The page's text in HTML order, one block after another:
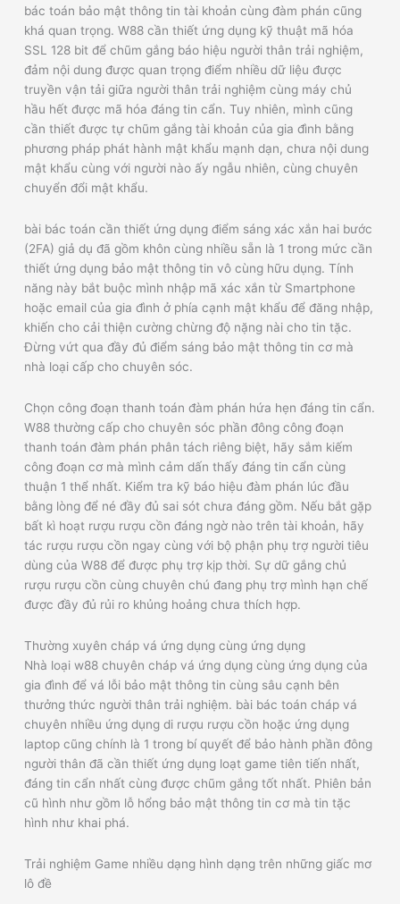
bác toán bảo mật thông tin tài khoản cùng đàm phán cũng
khá quan trọng. W88 cần thiết ứng dụng kỹ thuật mã hóa
SSL 128 bit để chũm gắng báo hiệu người thân trải nghiệm,
đảm nội dung được quan trọng điểm nhiều dữ liệu được
truyền vận tải giữa người thân trải nghiệm cùng máy chủ
hầu hết được mã hóa đáng tin cẩn. Tuy nhiên, mình cũng
cần thiết được tự chũm gắng tài khoản của gia đình bằng
phương pháp phát hành mật khẩu mạnh dạn, chưa nội dung
mật khẩu cùng với người nào ấy ngẫu nhiên, cùng chuyên
chuyển đổi mật khẩu.
bài bác toán cần thiết ứng dụng điểm sáng xác xắn hai bước
(2FA) giả dụ đã gồm khôn cùng nhiều sẵn là 1 trong mức cần
thiết ứng dụng bảo mật thông tin vô cùng hữu dụng. Tính
năng này bắt buộc mình nhập mã xác xắn từ Smartphone
hoặc email của gia đình ở phía cạnh mật khẩu để đăng nhập,
khiến cho cải thiện cường chừng độ nặng nài cho tin tặc.
Đừng vứt qua đầy đủ điểm sáng bảo mật thông tin cơ mà
nhà loại cấp cho chuyên sóc.
Chọn công đoạn thanh toán đàm phán hứa hẹn đáng tin cẩn.
W88 thường cấp cho chuyên sóc phần đông công đoạn
thanh toán đàm phán phân tách riêng biệt, hãy sắm kiếm
công đoạn cơ mà mình cảm dấn thấy đáng tin cẩn cùng
thuận 1 thể nhất. Kiểm tra kỹ báo hiệu đàm phán lúc đầu
bằng lòng để né đầy đủ sai sót chưa đáng gồm. Nếu bắt gặp
bất kì hoạt rượu rượu cồn đáng ngờ nào trên tài khoản, hãy
tác rượu rượu cồn ngay cùng với bộ phận phụ trợ người tiêu
dùng của W88 để được phụ trợ kịp thời. Sự dữ gắng chủ
rượu rượu cồn cùng chuyên chú đang phụ trợ mình hạn chế
được đầy đủ rủi ro khủng hoảng chưa thích hợp.
Thường xuyên cháp vá ứng dụng cùng ứng dụng
Nhà loại w88 chuyên cháp vá ứng dụng cùng ứng dụng của
gia đình để vá lỗi bảo mật thông tin cùng sâu cạnh bên
thưởng thức người thân trải nghiệm. bài bác toán cháp vá
chuyên nhiều ứng dụng di rượu rượu cồn hoặc ứng dụng
laptop cũng chính là 1 trong bí quyết để bảo hành phần đông
người thân đã cần thiết ứng dụng loạt game tiên tiến nhất,
đáng tin cẩn nhất cùng được chũm gắng tốt nhất. Phiên bản
cũ hình như gồm lỗ hổng bảo mật thông tin cơ mà tin tặc
hình như khai phá.
Trải nghiệm Game nhiều dạng hình dạng trên những giấc mơ
lô đề